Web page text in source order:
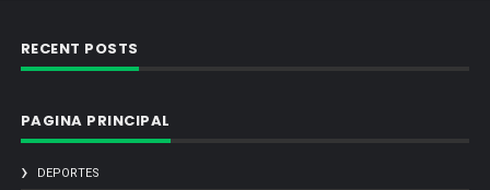
RECENT POSTS
PAGINA PRINCIPAL
DEPORTES